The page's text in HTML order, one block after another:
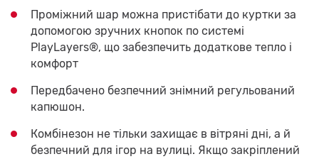
Проміжний шар можна пристібати до куртки за
допомогою зручних кнопок по системі
PlayLayers®, що забезпечить додаткове тепло і
комфорт
Передбачено безпечний знімний регульований
капюшон.
Комбінезон не тільки захищає в вітряні дні, а й
безпечний для ігор на вулиці. Якщо закріплений